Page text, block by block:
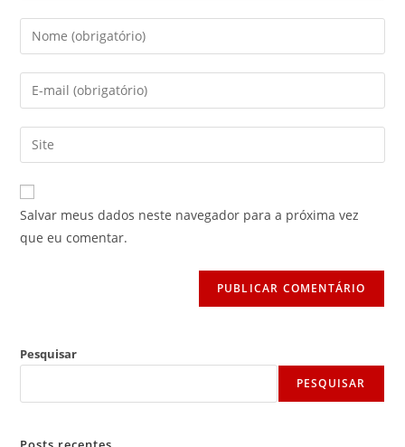
Digite
seu
nome
ou
de
usuário
para
comentar
Digite
seu
endereço
de
mail
para
comentar
Digite
o
URL
do
site
Salvar meus dados neste navegador para a próxima vez
que eu comentar.
Pesquisar
PESQUISAR